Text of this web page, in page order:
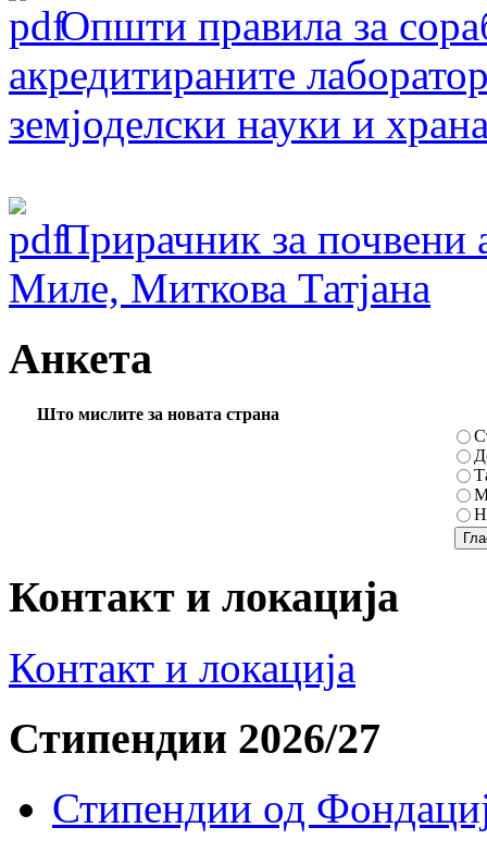
Oпшти правила за
акредитираните
земјоделски науки и
Прирачник за почвени
Миле, Миткова Татјана
Анкета
Што мислите за новата страна
Контакт и локација
Контакт и локација
Стипендии 2026/27
Стипендии од